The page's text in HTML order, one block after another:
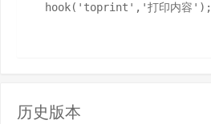
hook('toprint','打印内容');
历史版本